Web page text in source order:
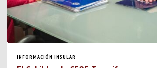
INFORMACIÓN INSULAR